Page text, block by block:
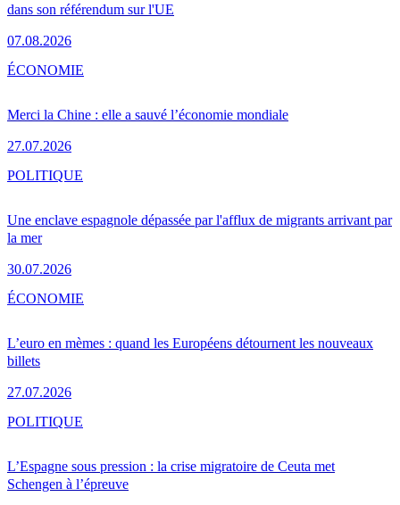
dans son référendum sur l'UE
07.08.2026
Merci la Chine : elle a sauvé l’économie mondiale
27.07.2026
ÉCONOMIE
Une enclave espagnole dépassée par l'afflux de migrants arrivant par
la mer
30.07.2026
POLITIQUE
L’euro en mèmes : quand les Européens détournent les nouveaux
billets
27.07.2026
ÉCONOMIE
L’Espagne sous pression : la crise migratoire de Ceuta met
Schengen à l’épreuve
POLITIQUE